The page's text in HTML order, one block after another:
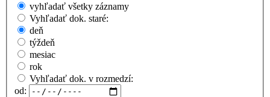
vyhľadať všetky záznamy
Vyhľadať dok. staré:
deň
týždeň
mesiac
rok
Vyhľadať dok. v rozmedzí:
od: